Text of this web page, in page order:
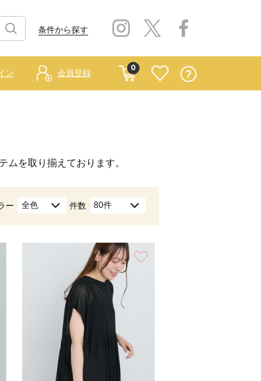
条件から探す
0
ン 会員登録
ムを取り揃えております。
ー 全色 件数 80件